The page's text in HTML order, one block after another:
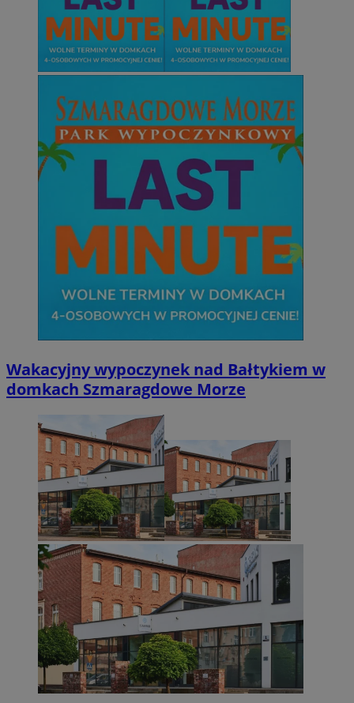
Wakacyjny wypoczynek nad Bałtykiem w
domkach Szmaragdowe Morze